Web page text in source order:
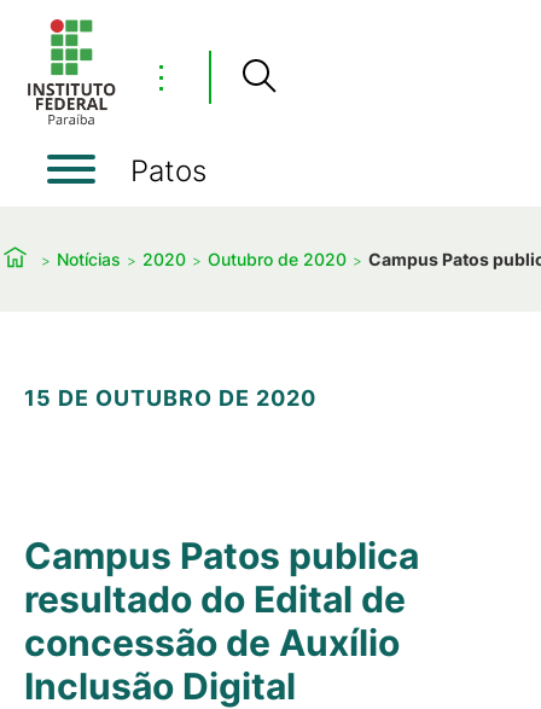
⋮
Patos
Notícias 2020 Outubro de 2020 Campus Patos
15 DE OUTUBRO DE 2020
Campus Patos publica
resultado do Edital de
concessão de Auxílio
Inclusão Digital